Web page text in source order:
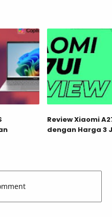
Review Xiaomi
dengan Harga 3